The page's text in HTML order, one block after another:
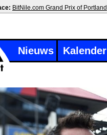
BitNile.com Grand Prix of Portland
Nieuws Kalender